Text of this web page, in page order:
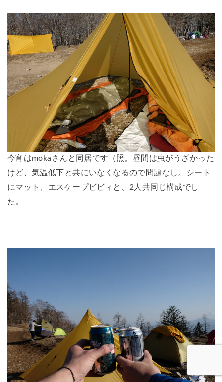
今宵はmokaさんと同居です（照。昼間は虫がうざかった
けど、気温低下と共にいなくなるので問題なし。シート
にマット、エスケープビビィと、2人共同じ構成でし
た。